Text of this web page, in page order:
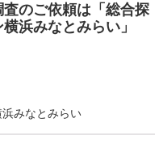
のご依頼は「総合探
浜みなとみらい」
みなとみらい